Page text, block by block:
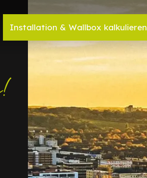
Installation & Wallbox kalkulieren